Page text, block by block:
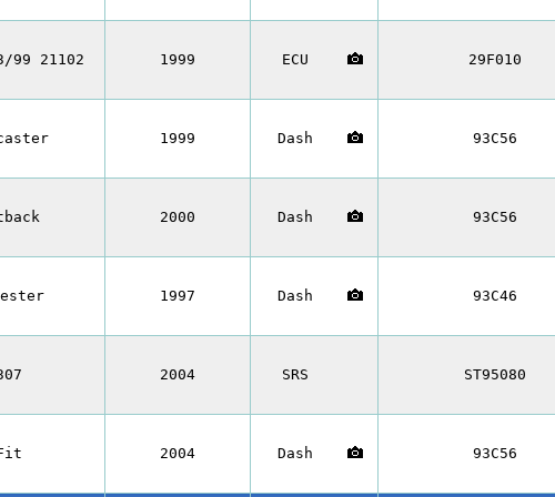
99 21102 1999 ECU 29F010
1999 Dash 93C56
2000 Dash 93C56
1997 Dash 93C46
2004 SRS ST95080
2004 Dash 93C56